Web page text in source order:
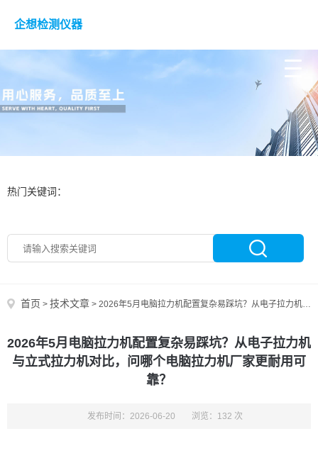
企想检测仪器
热门关键词：
首页 > 技术文章 > 2026年5月电脑拉力机配置复杂易踩坑？从电子拉力机与立式拉力机对比，问哪个电脑拉力机厂家更耐用可靠？
2026年5月电脑拉力机配置复杂易踩坑？从电子拉力机
与立式拉力机对比，问哪个电脑拉力机厂家更耐用可
靠？
发布时间：2026-06-20 浏览：132 次